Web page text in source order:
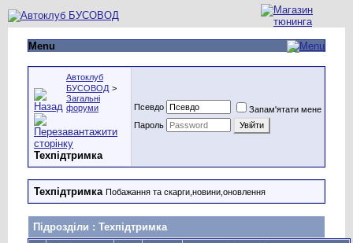
Menu
Автоклуб
БУСОВОД >
Загальні
форуми
Техпідтримка
Псевдо
Запам'ятати мене
Пароль
Техпідтримка Побажання та скарги,новини,оновлення
Підрозділи : Техпідтримка